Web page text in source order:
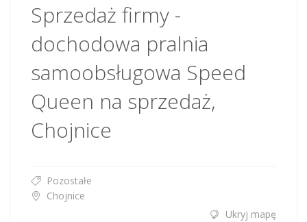
Sprzedaż firmy -
dochodowa pralnia
samoobsługowa Speed
Queen na sprzedaż,
Chojnice
Pozostałe
Chojnice
Ukryj mapę